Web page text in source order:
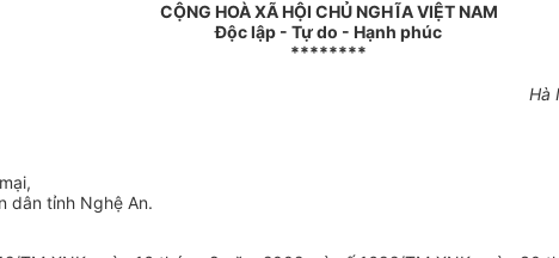
CỘNG HOÀ XÃ HỘI CHỦ NGHĨA VIỆT NAM
Độc lập - Tự do - Hạnh phúc
********
Hà
dân tỉnh Nghệ An.